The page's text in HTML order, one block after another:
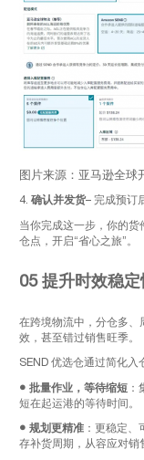
图片来源：亚马逊全球
4. 确认并发货– 完成预订
当你完成这一步，你的
仓点，开启“省心之旅”。
05 提升时效稳定
在跨境物流中，分仓多
效，甚至错过销售旺季。
SEND 优选仓通过简化入
● 批量作业，等待缩短
短在起运港的等待时间。
● 规划更精准 ：更稳定
存补货周期，从容应对销